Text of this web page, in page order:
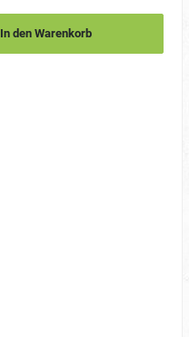
In den Warenkorb